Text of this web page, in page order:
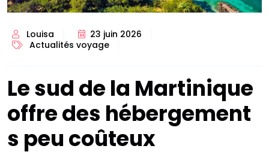
Louisa
23 juin 2026
Actualités voyage
Le sud de la Martinique
offre des hébergement
s peu coûteux